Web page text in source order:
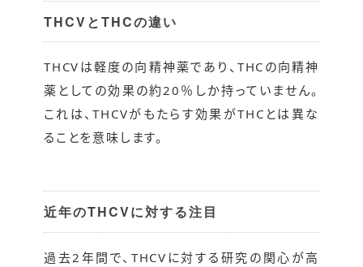
THCVとTHCの違い
THCVは軽度の向精神薬であり、THCの向精神
薬としての効果の約20％しか持っていません。
これは、THCVがもたらす効果がTHCとは異な
ることを意味します。
近年のTHCVに対する注目
過去2年間で、THCVに対する研究の関心が高